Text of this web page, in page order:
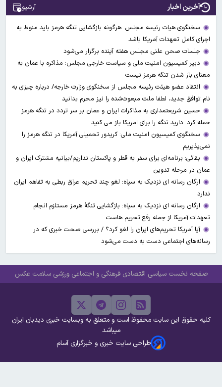
آخرین اخبار آرشیو
سخنگوی هیات رئیسه مجلس: هرگونه بازگشایی تنگه هرمز باید منوط به
اجرای کامل تعهدات آمریکا باشد
جلسات صحن علنی مجلس هفته آینده برگزار می‌شود
دبیر کمیسیون امنیت ملی و سیاست خارجی مجلس: مذاکره با عمان به
معنای باز شدن تنگه هرمز نیست
انتقاد عضو هیئت رئیسه مجلس از سخنگوی وزارت خارجه/ درباره چیزی به
نام توافق جدید، لطفا ملت مبعوث‌شده را نیز محرم بدانید
حسین شریعتمداری به مذاکرات ایران و عمان بر سر تردد در تنگه هرمز
حمله کرد: دارید تنگه را برای امریکا باز می کنید
سخنگوی کمیسیون امنیت ملی: کریدور تحمیلی آمریکا در تنگه هرمز را
نمی‌پذیریم
بقائی: برنامه‌ای برای سفر به قطر و پاکستان نداریم/بیانیه مشترک ایران و
عمان در مرحله تدوین
ارگان رسانه ای نزدیک به سپاه: لغو چند تحریم عراق ربطی به تفاهم ایران
ندارد
ارگان رسانه ای نزدیک به سپاه: بازگشایی تنگۀ هرمز مستلزم انجام
تعهدات آمریکا از جمله رفع تحریم هاست
آیا آمریکا تحریم‌های ایران را لغو کرد؟ / بررسی صحت خبری که در
رسانه‌های اجتماعی دست به دست می‌شود
صفحه نخست سیاسی اقتصادی فرهنگی و اجتماعی ورزشی سلامت عکس
کلیه حقوق این سایت محفوظ است و متعلق به وبسایت خبری دیدبان ایران
میباشد
طراحی سایت خبری و خبرگزاری آسام